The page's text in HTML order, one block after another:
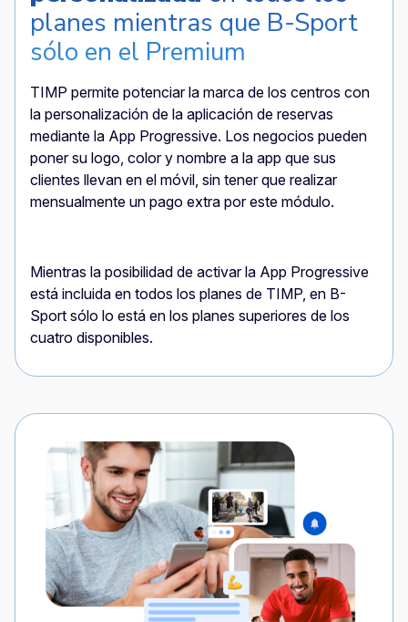
planes mientras que B-Sport
sólo en el Premium
TIMP permite potenciar la marca de los centros con
la personalización de la aplicación de reservas
mediante la App Progressive. Los negocios pueden
poner su logo, color y nombre a la app que sus
clientes llevan en el móvil, sin tener que realizar
mensualmente un pago extra por este módulo.
Mientras la posibilidad de activar la App Progressive
está incluida en todos los planes de TIMP, en B-
Sport sólo lo está en los planes superiores de los
cuatro disponibles.